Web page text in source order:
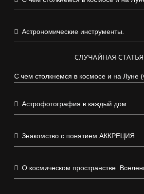
Астрономические инструменты.
СЛУЧАЙНАЯ СТАТЬЯ
С чем столкнемся в космосе и на Луне
Астрофотография в каждый дом
Знакомство с понятием АККРЕЦИЯ
О космическом пространстве.